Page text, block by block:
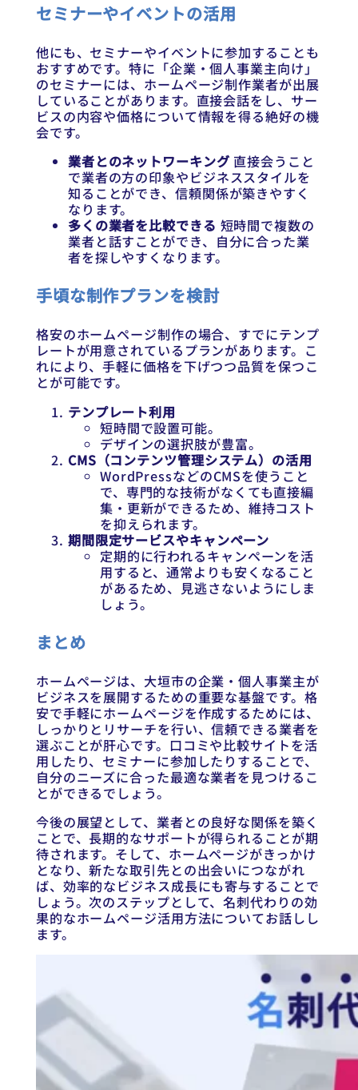
セミナーやイベントの活用
他にも、セミナーやイベントに参加することも
おすすめです。特に「企業・個人事業主向け」
のセミナーには、ホームページ制作業者が出展
していることがあります。直接会話をし、サー
ビスの内容や価格について情報を得る絶好の機
会です。
業者とのネットワーキング直接会うこと
で業者の方の印象やビジネススタイルを
知ることができ、信頼関係が築きやすく
なります。
多くの業者を比較できる 短時間で複数の
業者と話すことができ、自分に合った業
者を探しやすくなります。
手頃な制作プランを検討
格安のホームページ制作の場合、すでにテンプ
レートが用意されているプランがあります。こ
れにより、手軽に価格を下げつつ品質を保つこ
とが可能です。
テンプレート利用
短時間で設置可能。
デザインの選択肢が豊富。
CMS（コンテンツ管理システム）の活用
WordPressなどのCMSを使うこと
で、専門的な技術がなくても直接編
集・更新ができるため、維持コスト
を抑えられます。
期間限定サービスやキャンペーン
定期的に行われるキャンペーンを活
用すると、通常よりも安くなること
があるため、見逃さないようにしま
しょう。
まとめ
ホームページは、大垣市の企業・個人事業主が
ビジネスを展開するための重要な基盤です。格
安で手軽にホームページを作成するためには、
しっかりとリサーチを行い、信頼できる業者を
選ぶことが肝心です。口コミや比較サイトを活
用したり、セミナーに参加したりすることで、
自分のニーズに合った最適な業者を見つけるこ
とができるでしょう。
今後の展望として、業者との良好な関係を築く
ことで、長期的なサポートが得られることが期
待されます。そして、ホームページがきっかけ
となり、新たな取引先との出会いにつながれ
ば、効率的なビジネス成長にも寄与することで
しょう。次のステップとして、名刺代わりの効
果的なホームページ活用方法についてお話しし
ます。